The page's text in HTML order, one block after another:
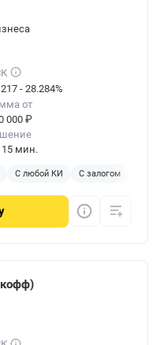
- 28.284%
от
000 ₽
15 мин.
С любой КИ С залогом